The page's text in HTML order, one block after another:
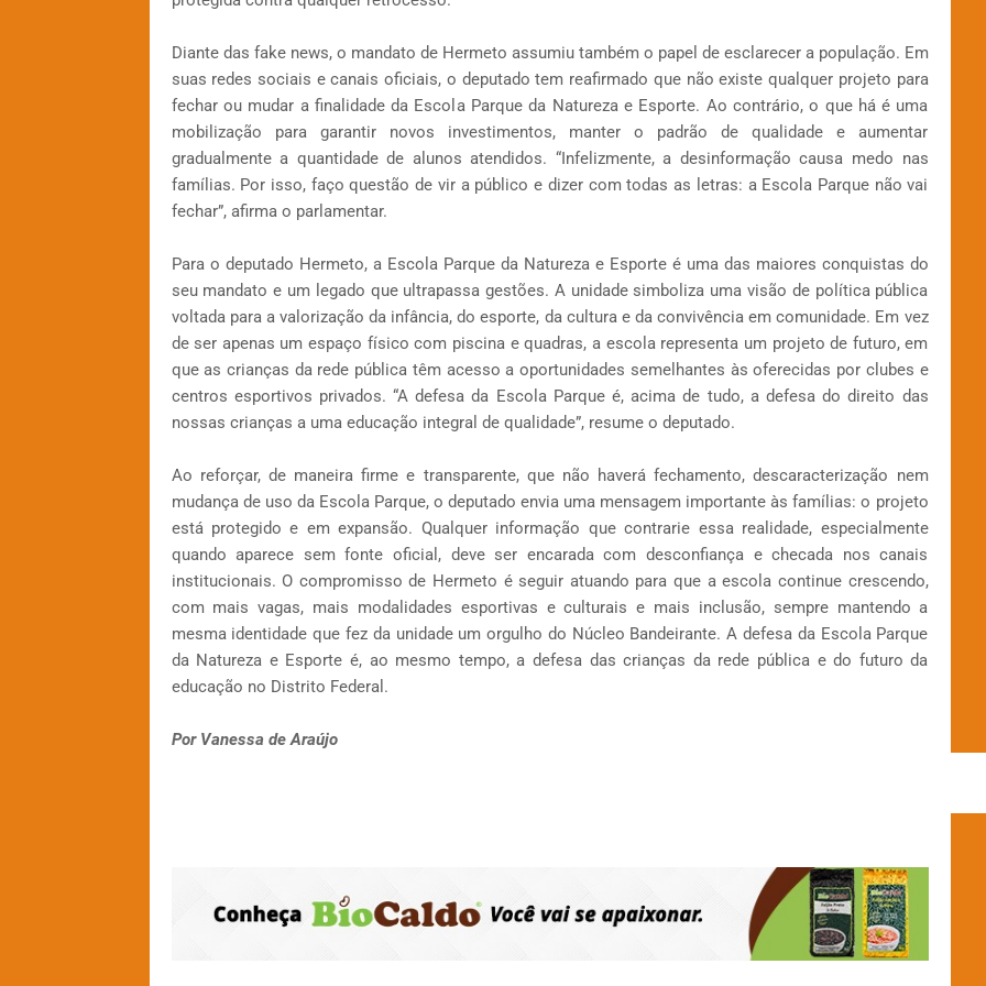
Diante das fake news, o mandato de Hermeto assumiu também o papel de esclarecer a população. Em
suas redes sociais e canais oficiais, o deputado tem reafirmado que não existe qualquer projeto para
fechar ou mudar a finalidade da Escola Parque da Natureza e Esporte. Ao contrário, o que há é uma
mobilização para garantir novos investimentos, manter o padrão de qualidade e aumentar
gradualmente a quantidade de alunos atendidos. “Infelizmente, a desinformação causa medo nas
famílias. Por isso, faço questão de vir a público e dizer com todas as letras: a Escola Parque não vai
fechar”, afirma o parlamentar.
Para o deputado Hermeto, a Escola Parque da Natureza e Esporte é uma das maiores conquistas do
seu mandato e um legado que ultrapassa gestões. A unidade simboliza uma visão de política pública
voltada para a valorização da infância, do esporte, da cultura e da convivência em comunidade. Em vez
de ser apenas um espaço físico com piscina e quadras, a escola representa um projeto de futuro, em
que as crianças da rede pública têm acesso a oportunidades semelhantes às oferecidas por clubes e
centros esportivos privados. “A defesa da Escola Parque é, acima de tudo, a defesa do direito das
nossas crianças a uma educação integral de qualidade”, resume o deputado.
Ao reforçar, de maneira firme e transparente, que não haverá fechamento, descaracterização nem
mudança de uso da Escola Parque, o deputado envia uma mensagem importante às famílias: o projeto
está protegido e em expansão. Qualquer informação que contrarie essa realidade, especialmente
quando aparece sem fonte oficial, deve ser encarada com desconfiança e checada nos canais
institucionais. O compromisso de Hermeto é seguir atuando para que a escola continue crescendo,
com mais vagas, mais modalidades esportivas e culturais e mais inclusão, sempre mantendo a
mesma identidade que fez da unidade um orgulho do Núcleo Bandeirante. A defesa da Escola Parque
da Natureza e Esporte é, ao mesmo tempo, a defesa das crianças da rede pública e do futuro da
educação no Distrito Federal.
Por Vanessa de Araújo